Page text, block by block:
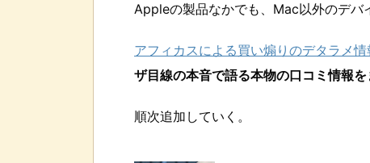
Appleの製品なかでも、Mac以外のデバ
アフィカスによる買い煽りのデタラメ
ザ目線の本音で語る本物の口コミ情報
順次追加していく。